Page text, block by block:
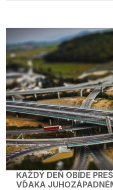
KAŽDÝ DEŇ OBÍDE
VĎAKA